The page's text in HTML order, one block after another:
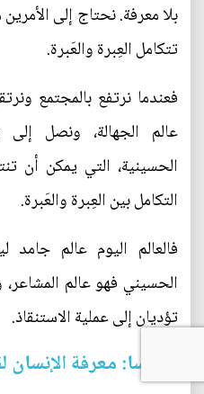
بلا معرفة. نحتاج إلى
تتكامل العِبرة والعَبرة.
فعندما نرتفع بالمجتمع
عالم الجهالة، ونصل
الحسينية، التي يمكن أن
التكامل بين العِبرة والعَبرة.
فالعالم اليوم عالم جامد
الحسيني فهو عالم
تؤديان إلى عملية الاستنقاذ.
خامسا: معرفة الإنسان